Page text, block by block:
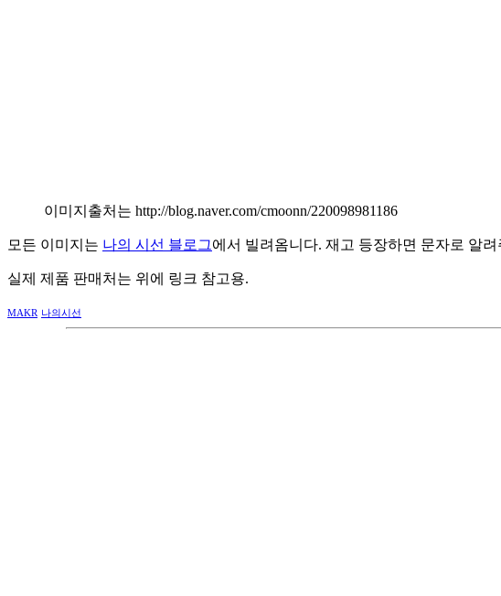
이미지출처는 http://blog.naver.com/cmoonn/220098981186
모든 이미지는 나의 시선 블로그에서 빌려옴니다. 재고 등장하면 문자로 알
실제 제품 판매처는 위에 링크 참고용.
MAKR 나의시선